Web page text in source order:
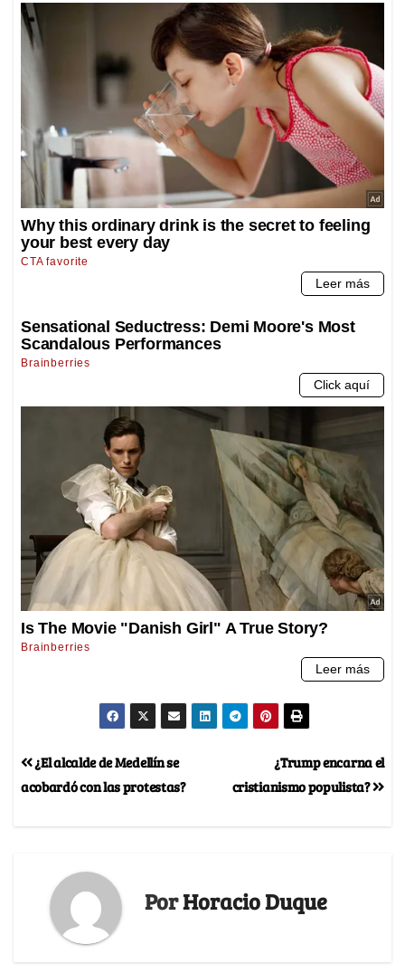
¿Trump encarna el
cristianismo populista?
¿El alcalde de Medellín se
acobardó con las protestas?
PorHoracio Duque